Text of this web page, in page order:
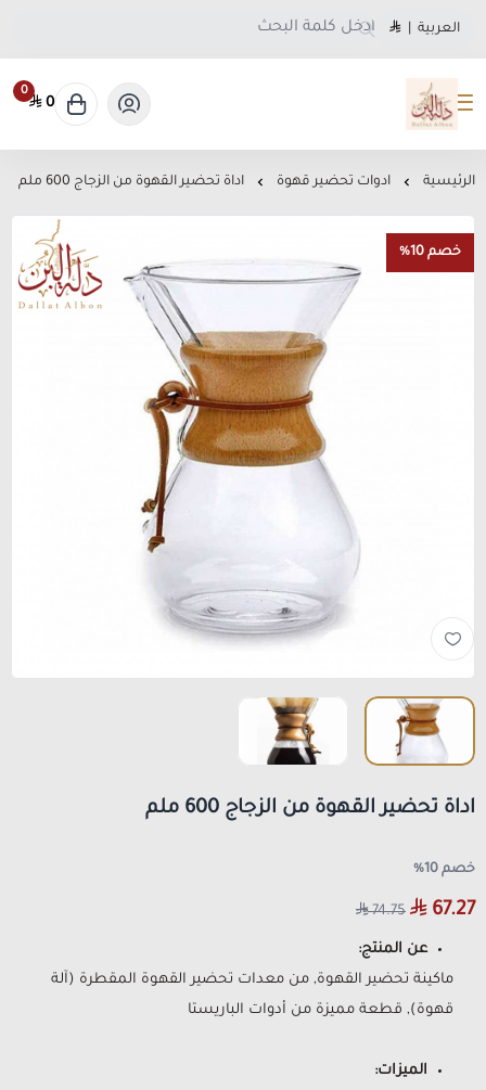
العربية
متجر دلة البن
0
0
الرئيسية ادوات تحضير قهوة اداة تحضير القهوة من الزجاج 600 ملم
خصم 10%
اداة تحضير القهوة من الزجاج 600 ملم
خصم 10%
67.27
74.75
عن المنتج:
ماكينة تحضير القهوة, من معدات تحضير القهوة المقطرة (آلة
قهوة), قطعة مميزة من أدوات الباريستا
الميزات: